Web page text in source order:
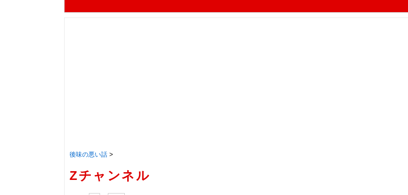
後味の悪い話 >
Zチャンネル